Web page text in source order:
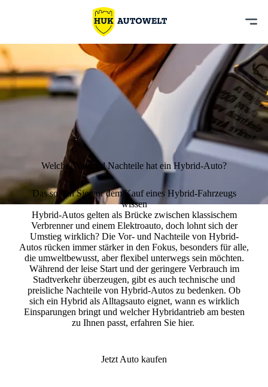
Welche Vor- und Nachteile hat ein Hybrid-Auto?
Das sollten Sie vor dem Kauf eines Hybrid-Fahrzeugs
wissen
Hybrid-Autos gelten als Brücke zwischen klassischem
Verbrenner und einem Elektroauto, doch lohnt sich der
Umstieg wirklich? Die Vor- und Nachteile von Hybrid-
Autos rücken immer stärker in den Fokus, besonders für alle,
die umweltbewusst, aber flexibel unterwegs sein möchten.
Während der leise Start und der geringere Verbrauch im
Stadtverkehr überzeugen, gibt es auch technische und
preisliche Nachteile von Hybrid-Autos zu bedenken. Ob
sich ein Hybrid als Alltagsauto eignet, wann es wirklich
Einsparungen bringt und welcher Hybridantrieb am besten
zu Ihnen passt, erfahren Sie hier.
Jetzt Auto kaufen